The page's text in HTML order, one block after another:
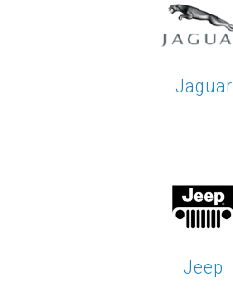
Jaguar
Jeep